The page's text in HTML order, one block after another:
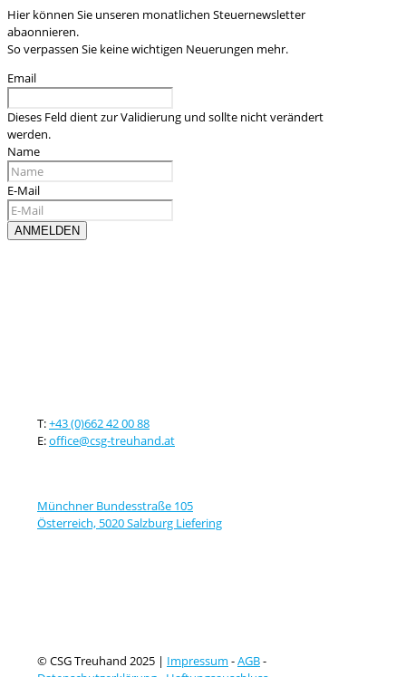
Hier können Sie unseren monatlichen Steuernewsletter
abaonnieren.
So verpassen Sie keine wichtigen Neuerungen mehr.
Email
Dieses Feld dient zur Validierung und sollte nicht verändert
werden.
Name
E-Mail
T:+43 (0)662 42 00 88
E:office@csg-treuhand.at
Münchner Bundesstraße 105
Österreich, 5020 Salzburg Liefering
© CSG Treuhand 2025 | Impressum -AGB-